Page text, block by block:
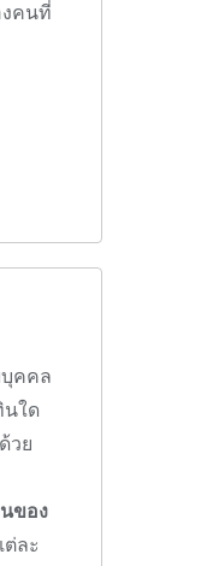
งคนที่
คคล
ใด
วย
ของ
ละ